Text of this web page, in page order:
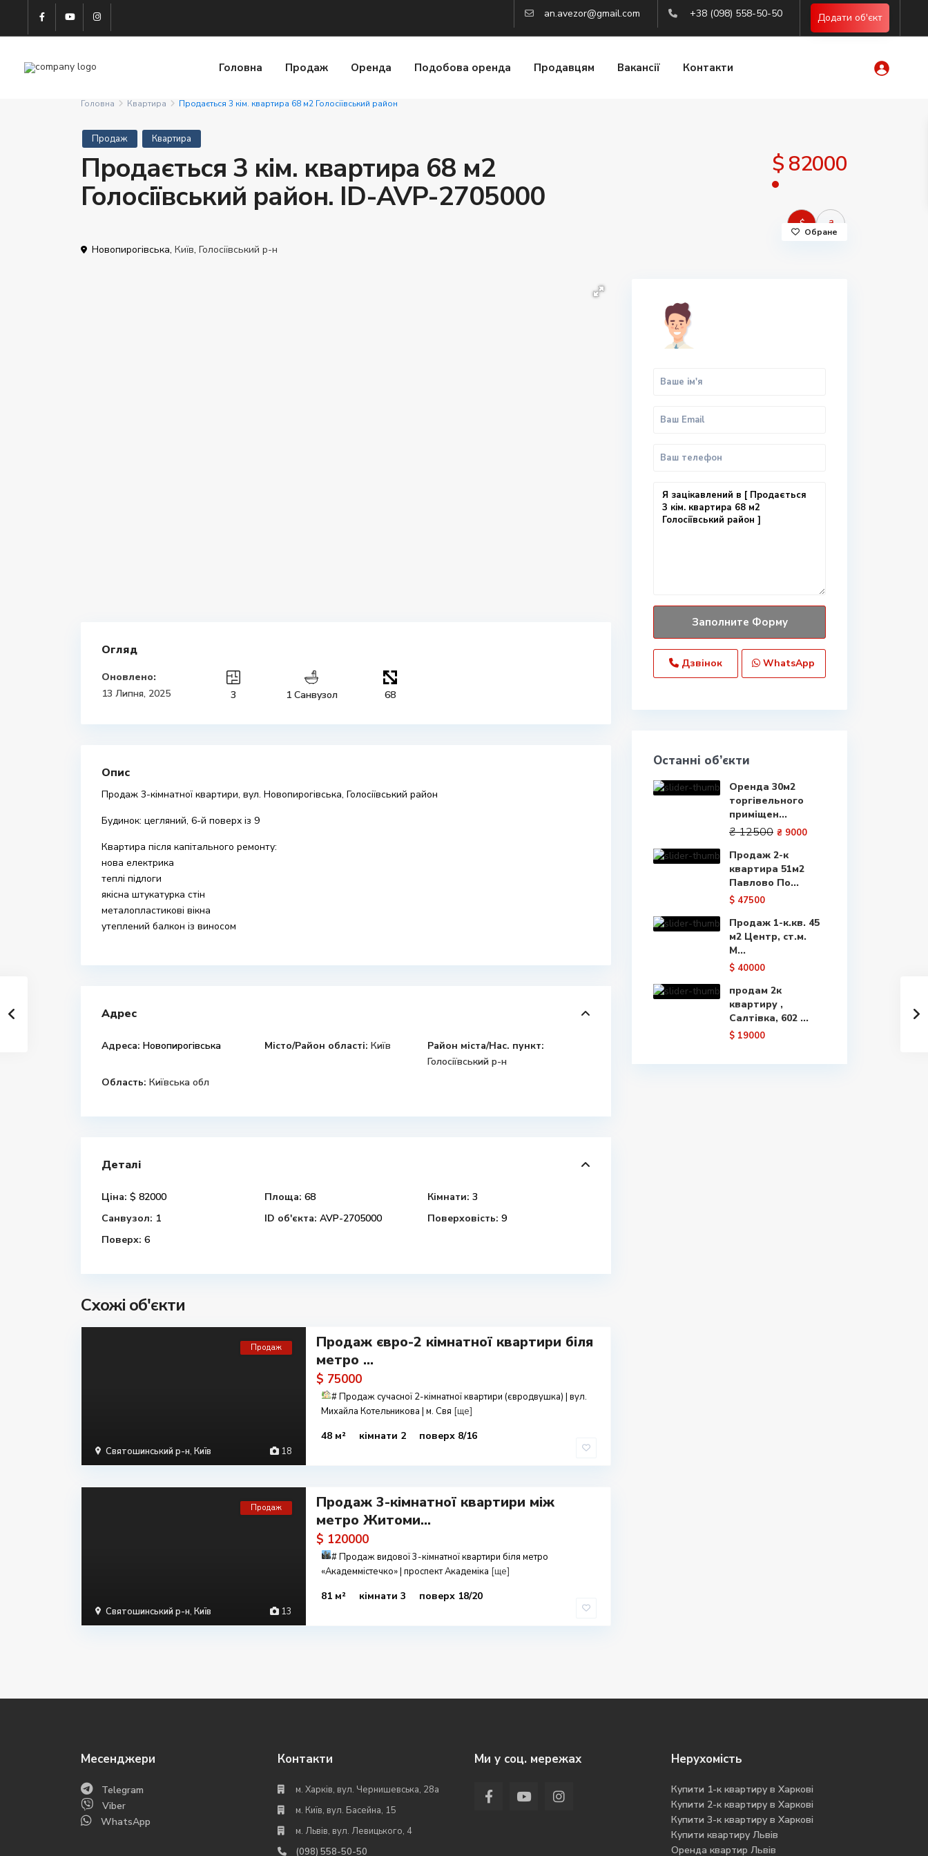
an.avezor@gmail.com +38 (098) 558-50-50 Додати об'єкт
Головна Продаж Оренда Подобова оренда Продавцям Вакансії Контакти
Головна Квартира Продається 3 кім. квартира 68 м2 Голосіївський район
Продаж Квартира
Продається 3 кім. квартира 68 м2
Голосіївський район. ID-AVP-2705000
$ 82000
$ ₴
Новопирогівська, Київ, Голосіївський р-н
Обране
Огляд
Оновлено:
13 Липня, 2025
3 1 Санвузол 68
Опис
Продаж 3-кімнатної квартири, вул. Новопирогівська, Голосіївський район
Будинок: цегляний, 6-й поверх із 9
Квартира після капітального ремонту:
нова електрика
теплі підлоги
якісна штукатурка стін
металопластикові вікна
утеплений балкон із виносом
Адрес
Адреса: Новопирогівська Місто/Район області: Київ
Район міста/Нас. пункт:
Голосіївський р-н
Область: Київська обл
Деталі
Ціна: $ 82000 Площа: 68 Кімнати: 3
Санвузол: 1 ID об'єкта: AVP-2705000 Поверховість: 9
Поверх: 6
Схожі об'єкти
18
Святошинський р-н, Київ
Продаж
Продаж євро-2 кімнатної квартири біля
метро ...
$ 75000
#Продаж сучасної 2-кімнатної квартири (євродвушка) | вул.
Михайла Котельникова | м. Свя [ще]
48 м² кімнати 2 поверх 8/16
13
Святошинський р-н, Київ
Продаж
Продаж 3-кімнатної квартири між
метро Житоми...
$ 120000
#Продаж видової 3-кімнатної квартири біля метро
«Академмістечко» | проспект Академіка [ще]
81 м² кімнати 3 поверх 18/20
Дзвінок WhatsApp
Останні об’єкти
Оренда 30м2
торгівельного
приміщен...
₴ 12500 ₴ 9000
Продаж 2-к
квартира 51м2
Павлово По...
$ 47500
Продаж 1-к.кв. 45
м2 Центр, ст.м.
М...
$ 40000
продам 2к
квартиру ,
Салтівка, 602 ...
$ 19000
Месенджери
Telegram
Viber
WhatsApp
Контакти
м. Харків, вул. Чернишевська, 28а
м. Київ, вул. Басейна, 15
м. Львів, вул. Левицького, 4
(098) 558-50-50
Ми у соц. мережах Нерухомість
Купити 1-к квартиру в Харкові
Купити 2-к квартиру в Харкові
Купити 3-к квартиру в Харкові
Купити квартиру Львів
Оренда квартир Львів